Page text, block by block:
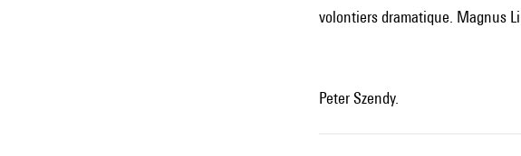
volontiers dramatique. Magnus
Peter Szendy.